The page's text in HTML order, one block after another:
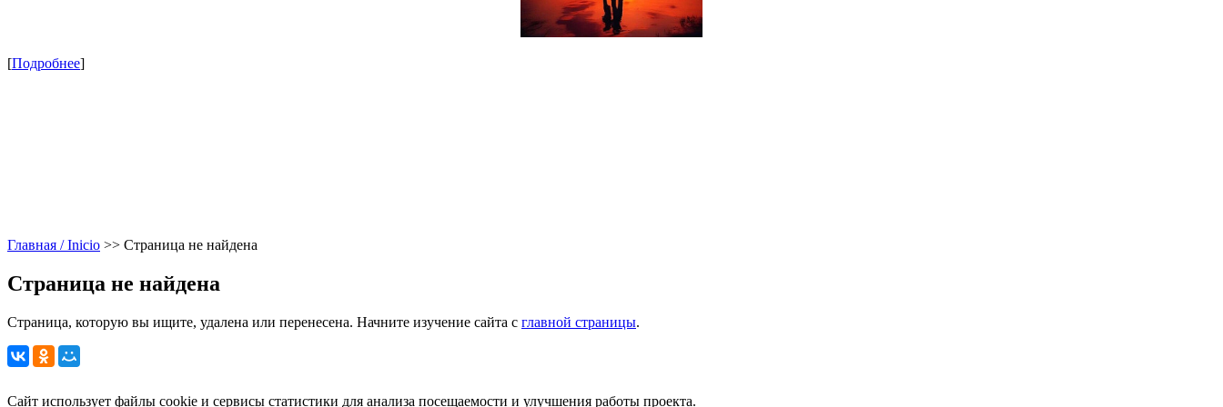
[Подробнее]
Главная / Inicio >> Страница не найдена
Страница не найдена
Страница, которую вы ищите, удалена или перенесена. Начните изучение сайта с главной страницы.
Сайт использует файлы cookie и сервисы статистики для анализа посещаемости и улучшения работы проекта.